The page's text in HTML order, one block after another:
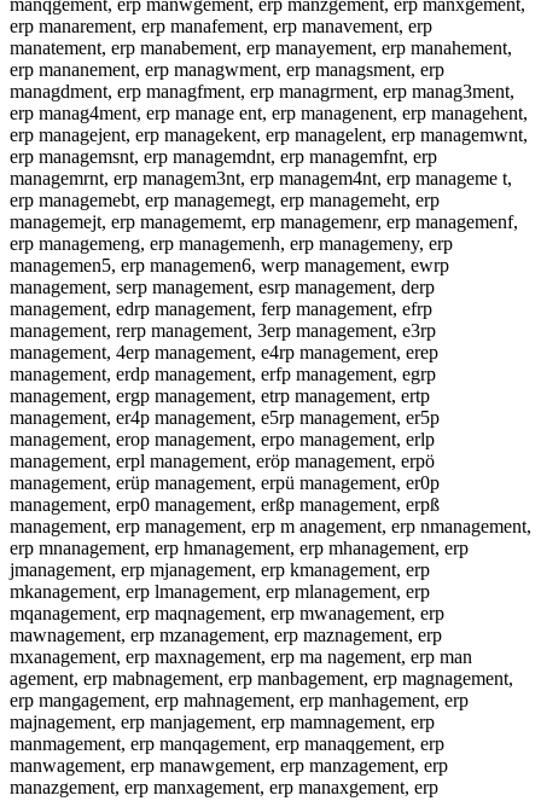
manqgement, erp manwgement, erp manzgement, erp manxgement,
erp manarement, erp manafement, erp manavement, erp
manatement, erp manabement, erp manayement, erp manahement,
erp mananement, erp managwment, erp managsment, erp
managdment, erp managfment, erp managrment, erp manag3ment,
erp manag4ment, erp manage ent, erp managenent, erp managehent,
erp managejent, erp managekent, erp managelent, erp managemwnt,
erp managemsnt, erp managemdnt, erp managemfnt, erp
managemrnt, erp managem3nt, erp managem4nt, erp manageme t,
erp managemebt, erp managemegt, erp managemeht, erp
managemejt, erp managememt, erp managemenr, erp managemenf,
erp managemeng, erp managemenh, erp managemeny, erp
managemen5, erp managemen6, werp management, ewrp
management, serp management, esrp management, derp
management, edrp management, ferp management, efrp
management, rerp management, 3erp management, e3rp
management, 4erp management, e4rp management, erep
management, erdp management, erfp management, egrp
management, ergp management, etrp management, ertp
management, er4p management, e5rp management, er5p
management, erop management, erpo management, erlp
management, erpl management, eröp management, erpö
management, erüp management, erpü management, er0p
management, erp0 management, erßp management, erpß
management, erp management, erp m anagement, erp nmanagement,
erp mnanagement, erp hmanagement, erp mhanagement, erp
jmanagement, erp mjanagement, erp kmanagement, erp
mkanagement, erp lmanagement, erp mlanagement, erp
mqanagement, erp maqnagement, erp mwanagement, erp
mawnagement, erp mzanagement, erp maznagement, erp
mxanagement, erp maxnagement, erp ma nagement, erp man
agement, erp mabnagement, erp manbagement, erp magnagement,
erp mangagement, erp mahnagement, erp manhagement, erp
majnagement, erp manjagement, erp mamnagement, erp
manmagement, erp manqagement, erp manaqgement, erp
manwagement, erp manawgement, erp manzagement, erp
manazgement, erp manxagement, erp manaxgement, erp